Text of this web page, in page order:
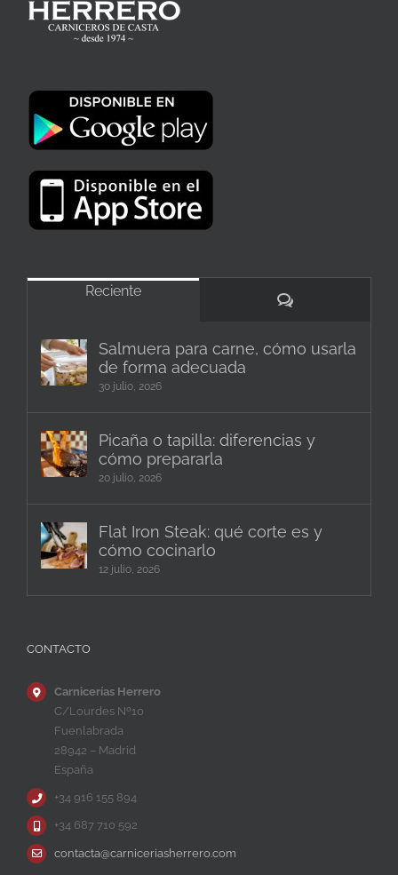
Reciente
Comentarios
Salmuera para carne, cómo usarla
de forma adecuada
30 julio, 2026
Picaña o tapilla: diferencias y
cómo prepararla
20 julio, 2026
Flat Iron Steak: qué corte es y
cómo cocinarlo
12 julio, 2026
CONTACTO
Carnicerías Herrero
C/Lourdes Nº10
Fuenlabrada
28942 – Madrid
España
+34 916 155 894
+34 687 710 592
contacta@carniceriasherrero.com